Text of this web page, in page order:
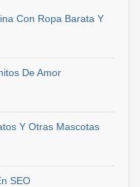
Con Ropa Barata Y
De Amor
Y Otras Mascotas
SEO